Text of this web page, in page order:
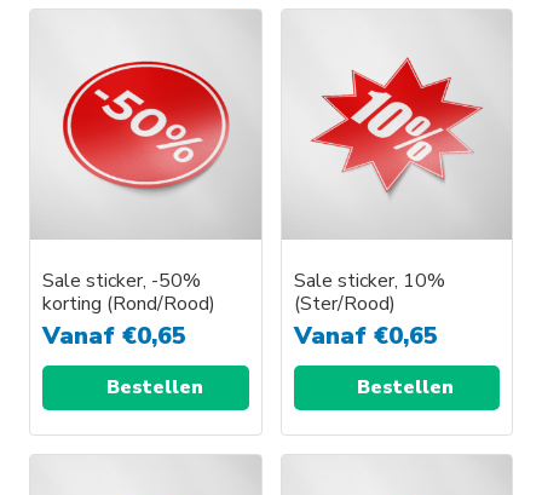
Sale sticker, -50%
korting (Rond/Rood)
Vanaf €0,65
Bestellen
Sale sticker, 10%
(Ster/Rood)
Vanaf €0,65
Bestellen